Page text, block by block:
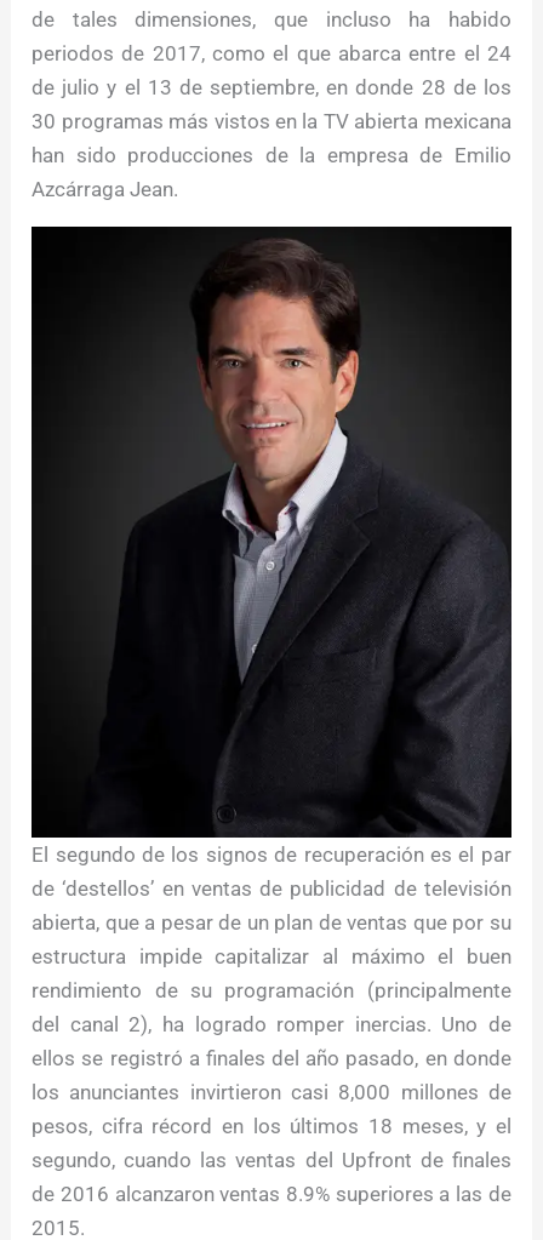
de tales dimensiones, que incluso ha habido
periodos de 2017, como el que abarca entre el 24
de julio y el 13 de septiembre, en donde 28 de los
30 programas más vistos en la TV abierta mexicana
han sido producciones de la empresa de Emilio
Azcárraga Jean.
El segundo de los signos de recuperación es el par
de ‘destellos’ en ventas de publicidad de televisión
abierta, que a pesar de un plan de ventas que por su
estructura impide capitalizar al máximo el buen
rendimiento de su programación (principalmente
del canal 2), ha logrado romper inercias. Uno de
ellos se registró a finales del año pasado, en donde
los anunciantes invirtieron casi 8,000 millones de
pesos, cifra récord en los últimos 18 meses, y el
segundo, cuando las ventas del Upfront de finales
de 2016 alcanzaron ventas 8.9% superiores a las de
2015.